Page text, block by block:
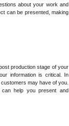
about your work and
can be presented, making
production stage of your
information is critical. In
may have of you.
can help you present and